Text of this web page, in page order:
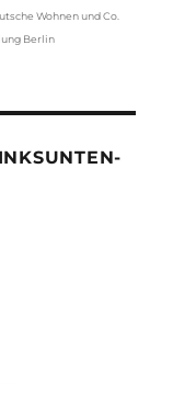
Wohnen und Co.
Berlin